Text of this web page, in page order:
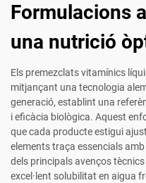
Formulacions
una nutrició
Els premezclats vitamínics
mitjançant una tecnologia
generació, establint una
i eficàcia biològica. Aquest
que cada producte estigui
elements traça essencials
dels principals avenços
excel·lent solubilitat en aigua